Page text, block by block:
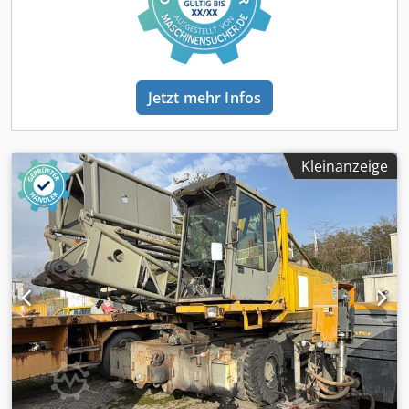
Getriebe, Bereifung: 385/95R 24, Profil vorn 21mm hinten
18mm, nähere Daten und weiter Bilder gern auf Anfrage,
diese Beschreibung stellt kein verbindliches Angebot dar
und kann Fehler beinhalten, keine Gewähr auf alle
Jetzt mehr Infos
Kleinanzeige